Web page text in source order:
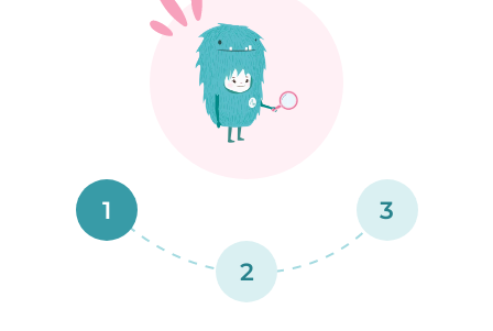
1
2
3